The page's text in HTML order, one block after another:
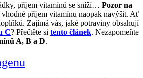
příjem vitamínů se sníží… Pozor na
příjem vitamínu naopak navýšit. Ať
Zajímá vás, jaké potraviny obsahují
C? Přečtěte si tento článek. Nezapomeňte
A, B a D.